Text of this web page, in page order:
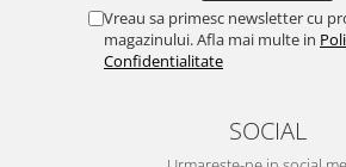
Chiuvete bucatarie compozit
Chiuvete inox
Coloane de dus
Vreau sa primesc newsletter cu
magazinului. Afla mai multe in
Confidentialitate
SOCIAL